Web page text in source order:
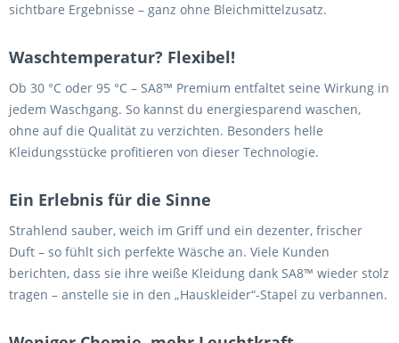
sichtbare Ergebnisse – ganz ohne Bleichmittelzusatz.
Waschtemperatur? Flexibel!
Ob 30 °C oder 95 °C – SA8™ Premium entfaltet seine Wirkung in
jedem Waschgang. So kannst du energiesparend waschen,
ohne auf die Qualität zu verzichten. Besonders helle
Kleidungsstücke profitieren von dieser Technologie.
Ein Erlebnis für die Sinne
Strahlend sauber, weich im Griff und ein dezenter, frischer
Duft – so fühlt sich perfekte Wäsche an. Viele Kunden
berichten, dass sie ihre weiße Kleidung dank SA8™ wieder stolz
tragen – anstelle sie in den „Hauskleider“-Stapel zu verbannen.